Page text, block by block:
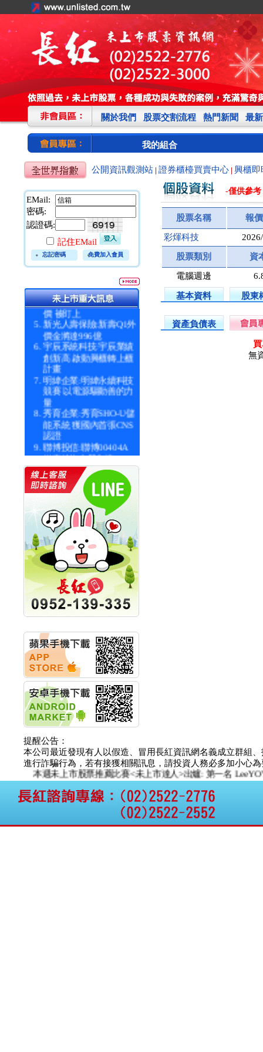
關於我們 股票交割流程 熱門新聞 最
我的組合
公開資訊觀測站 證券櫃檯買賣中心 興櫃即
EMail:
密碼:
認證碼:
記住EMail
忘記密碼 免費加入會員
富邦產險:金控雙雄犀利
前四月大賺
新光人壽保險:五壽險增
97% 衝1,016億元
統一投信:原型ETF六強
漲逾九成
統一投信:主動式ETF溢
價 被盯上
新光人壽保險:新壽Q1外
價金將達996億
宇辰系統科技:宇辰業績
創新高 啟動興櫃轉上櫃
計畫
明緯企業:明緯永續科技
競賽 以電源驅動善的力
量
秀育企業:秀育SHO-U儲
能系統 獲國內首張CNS
認證
聯博投信:聯博00404A
從容擁抱台股主流
華旭先進:代重要子公司
碩通散熱股份有限公司
公告董事會通過發言人
及代理發
華旭先進:代重要子公司
碩通散熱股份有限公司
公告董事會決議發行員
工認股權
華旭先進:代重要子公司
碩通散熱股份有限公司
公告董事會追認113年
向關係
華旭先進:代重要子公司
碩通散熱股份有限公司
權資產
仁新醫藥:代重要子公司
BeliteBio,Inc公告受邀參
加第27屆眼
巨生生醫:公告本公司
MPB-1523MRI顯影劑-
肝細胞癌接獲美國FD
格斯科技*:公告調整本
公司私募專區資訊(董事
報相關資
格斯科技*:公告更正
115/05/12重訊內容(停
止過戶起始日期)
將捷:代子公司忠明營造
工程股份有限公司公告
「新北市淡水區海鷗段
-僅供參考
股票名稱 報
彩煇科技
股票類別 資
電腦週邊
基本資料 股東
資產負債表
無
提醒公告：
本公司最近發現有人以假造、冒用長紅資訊網名義成立群組
進行詐騙行為，若有接獲相關訊息，請投資人務必多加小心
本週未上市股票推薦比賽<未上市達人>出爐: 第一名